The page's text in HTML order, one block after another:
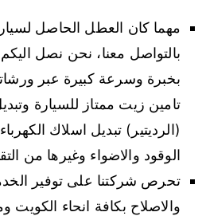
مهما كان العطل الحاصل
بالتواصل معنا، نحن نصل اليكم
بخبرة وسرعة كبيرة عبر
تامين زيت ممتاز للسيارة
(الرديتير) تبديل اسلاك
الوقود والاضواء وغيرها من
تحرص شركتنا على توفير
والاصلاح بكافة انحاء الكويت